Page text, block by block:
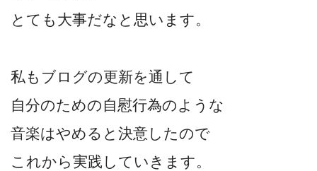
とても大事だなと思います。
私もブログの更新を通して
自分のための自慰行為のような
音楽はやめると決意したので
これから実践していきます。